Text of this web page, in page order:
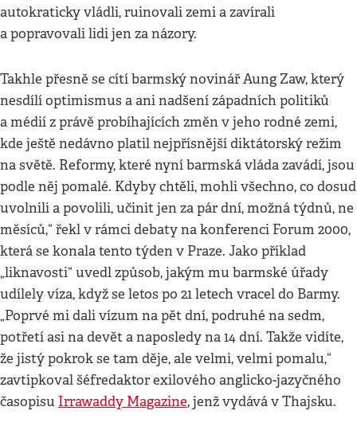
autokraticky vládli, ruinovali zemi a zavírali
a popravovali lidi jen za názory.
Takhle přesně se cítí barmský novinář Aung Zaw, který
nesdílí optimismus a ani nadšení západních politiků
a médií z právě probíhajících změn v jeho rodné zemi,
kde ještě nedávno platil nejpřísnější diktátorský režim
na světě. Reformy, které nyní barmská vláda zavádí, jsou
podle něj pomalé. Kdyby chtěli, mohli všechno, co dosud
uvolnili a povolili, učinit jen za pár dní, možná týdnů, ne
měsíců,“ řekl v rámci debaty na konferenci Forum 2000,
která se konala tento týden v Praze. Jako příklad
„liknavosti“ uvedl způsob, jakým mu barmské úřady
udílely víza, když se letos po 21 letech vracel do Barmy.
„Poprvé mi dali vízum na pět dní, podruhé na sedm,
potřetí asi na devět a naposledy na 14 dní. Takže vidíte,
že jistý pokrok se tam děje, ale velmi, velmi pomalu,“
zavtipkoval šéfredaktor exilového anglicko-jazyčného
časopisu Irrawaddy Magazine, jenž vydává v Thajsku.